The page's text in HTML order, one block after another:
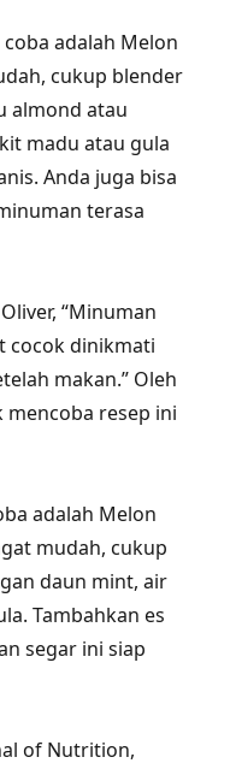
adalah Melon
cukup blender
almond atau
madu atau gula
Anda juga bisa
terasa
“Minuman
cocok dinikmati
makan.” Oleh
resep ini
adalah Melon
mudah, cukup
daun mint, air
Tambahkan es
segar ini siap
of Nutrition,